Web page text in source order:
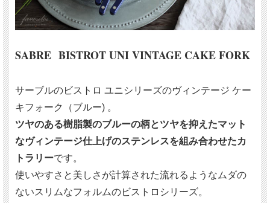
SABRE BISTROT UNI VINTAGE CAKE FORK
サーブルのビストロ ユニシリーズのヴィンテージ ケー
キフォーク（ブルー) 。
ツヤのある樹脂製のブルーの柄とツヤを抑えたマット
なヴィンテージ仕上げのステンレスを組み合わせたカ
トラリーです。
使いやすさと美しさが計算された流れるようなムダの
ないスリムなフォルムのビストロシリーズ。